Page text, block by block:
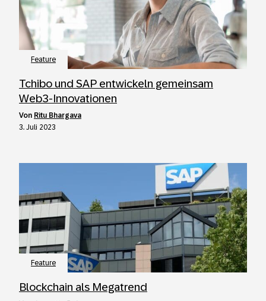
Feature
Tchibo und SAP entwickeln gemeinsam
Web3-Innovationen
von Ritu Bhargava
3. Juli 2023
Feature
Blockchain als Megatrend